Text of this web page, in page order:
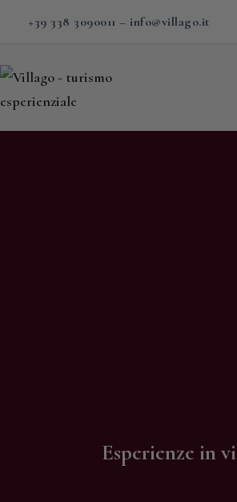
+39 338 3090011 – info@villago.it
Esperienze in
Home